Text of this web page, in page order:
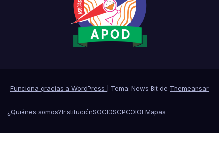
Funciona gracias a WordPress Tema: News Bit de Themeansar
¿Quiénes somos?InstituciónSOCIOSCPCOIOFMapas